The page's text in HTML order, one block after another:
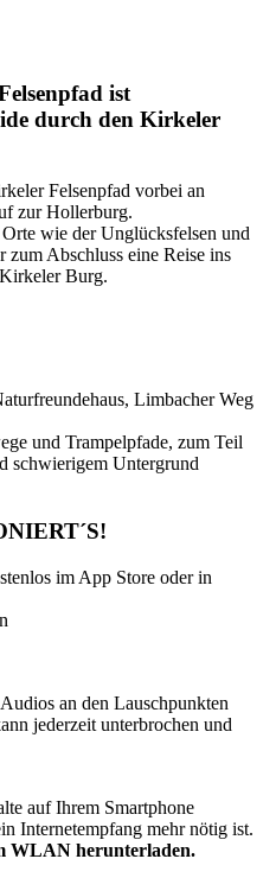
ist
durch den Kirkeler
Felsenpfad vorbei an
zur Hollerburg.
wie der Unglücksfelsen und
zum Abschluss eine Reise ins
Burg.
Limbacher Weg
und Trampelpfade, zum Teil
schwierigem Untergrund
im App Store oder in
an den Lauschpunkten
jederzeit unterbrochen und
auf Ihrem Smartphone
Internetempfang mehr nötig ist.
WLAN herunterladen.